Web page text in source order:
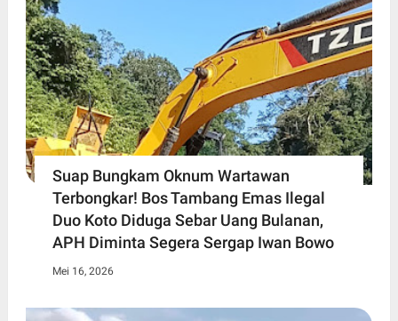
Suap Bungkam Oknum Wartawan
Terbongkar! Bos Tambang Emas Ilegal
Duo Koto Diduga Sebar Uang Bulanan,
APH Diminta Segera Sergap Iwan Bowo
Mei 16, 2026